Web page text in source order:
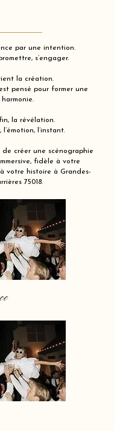
par une intention.
s’engager.
la création.
pensé pour former une
harmonie.
la révélation.
l’émotion, l’instant.
de créer une scénographie
fidèle à votre
votre histoire à Grandes-
75018.